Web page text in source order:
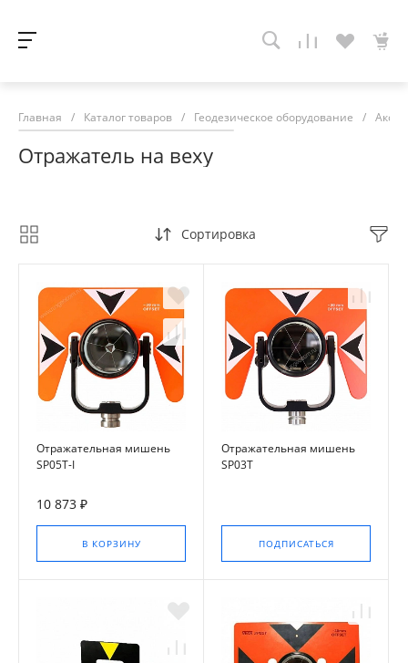
Главная / Каталог товаров / Геодезическое оборудование /
Отражатель на веху
Сортировка
Отражательная мишень
SP05T-I
10 873 ₽
В КОРЗИНУ
Отражательная мишень
SP03T
ПОДПИСАТЬСЯ